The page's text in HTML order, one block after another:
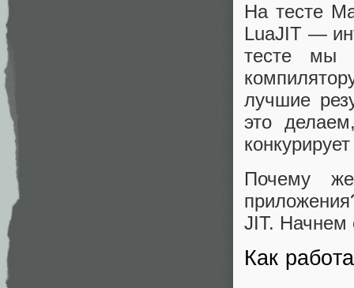
На тесте
LuaJIT —
тесте мы
лучшие
это
Почему
JIT. Начнем
Как